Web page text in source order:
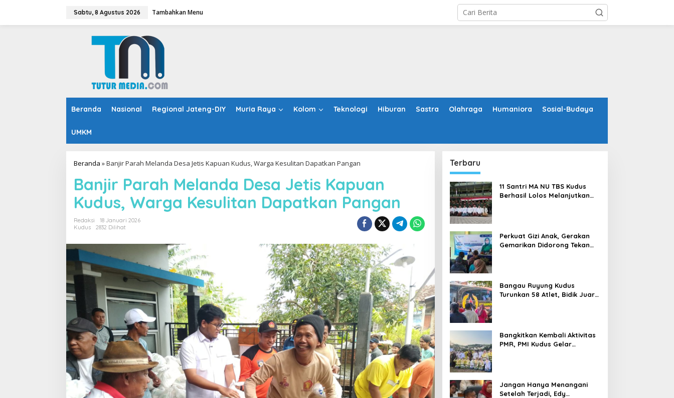
Sabtu, 8 Agustus 2026 Tambahkan Menu
Beranda Nasional Regional Jateng-DIY Muria Raya Kolom Teknologi Hiburan Sastra Olahraga Humaniora Sosial-Budaya
UMKM
Beranda »Banjir Parah Melanda Desa Jetis Kapuan Kudus, Warga Kesulitan Dapatkan Pangan
Banjir Parah Melanda Desa Jetis Kapuan
Kudus, Warga Kesulitan Dapatkan Pangan
Redaksi
18 Januari 2026
Kudus
2832 Dilihat
Terbaru
11 Santri MA NU TBS Kudus
Berhasil Lolos Melanjutkan
Perkuat Gizi Anak, Gerakan
Gemarikan Didorong Tekan
Bangau Ruyung Kudus
Turunkan 58 Atlet, Bidik Juara
Bangkitkan Kembali Aktivitas
PMR, PMI Kudus Gelar
Jangan Hanya Menangani
Setelah Terjadi, Edy